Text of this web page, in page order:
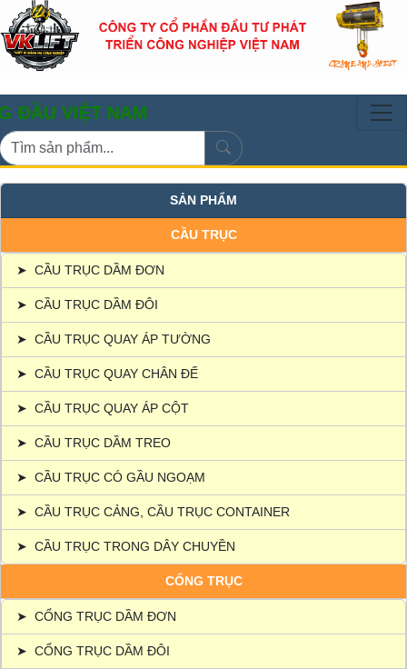
NAM
SẢN PHẨM
CẦU TRỤC
➤ CẦU TRỤC DẦM ĐƠN
➤ CẦU TRỤC DẦM ĐÔI
➤ CẦU TRỤC QUAY ÁP TƯỜNG
➤ CẦU TRỤC QUAY CHÂN ĐẾ
➤ CẦU TRỤC QUAY ÁP CỘT
➤ CẦU TRỤC DẦM TREO
➤ CẦU TRỤC CÓ GẦU NGOẠM
➤ CẦU TRỤC CẢNG, CẦU TRỤC CONTAINER
➤ CẦU TRỤC TRONG DÂY CHUYỀN
CỔNG TRỤC
➤ CỔNG TRỤC DẦM ĐƠN
➤ CỔNG TRỤC DẦM ĐÔI